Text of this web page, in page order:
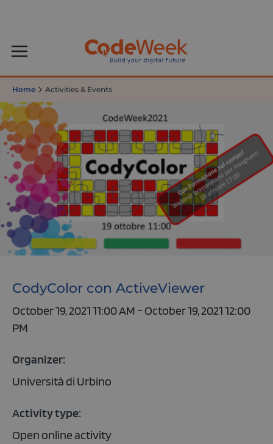
Home Activities & Events
CodyColor con ActiveViewer
October 19, 2021 11:00 AM - October 19, 2021 12:00
PM
Organizer:
Università di Urbino
Activity type:
Open online activity